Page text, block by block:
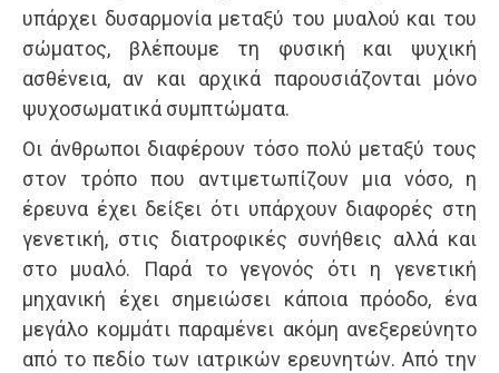
υπάρχει δυσαρμονία μεταξύ του μυαλού και του
σώματος, βλέπουμε τη φυσική και ψυχική
ασθένεια, αν και αρχικά παρουσιάζονται μόνο
ψυχοσωματικά συμπτώματα.
Οι άνθρωποι διαφέρουν τόσο πολύ μεταξύ τους
στον τρόπο που αντιμετωπίζουν μια νόσο, η
έρευνα έχει δείξει ότι υπάρχουν διαφορές στη
γενετική, στις διατροφικές συνήθεις αλλά και
στο μυαλό. Παρά το γεγονός ότι η γενετική
μηχανική έχει σημειώσει κάποια πρόοδο, ένα
μεγάλο κομμάτι παραμένει ακόμη ανεξερεύνητο
από το πεδίο των ιατρικών ερευνητών. Από την